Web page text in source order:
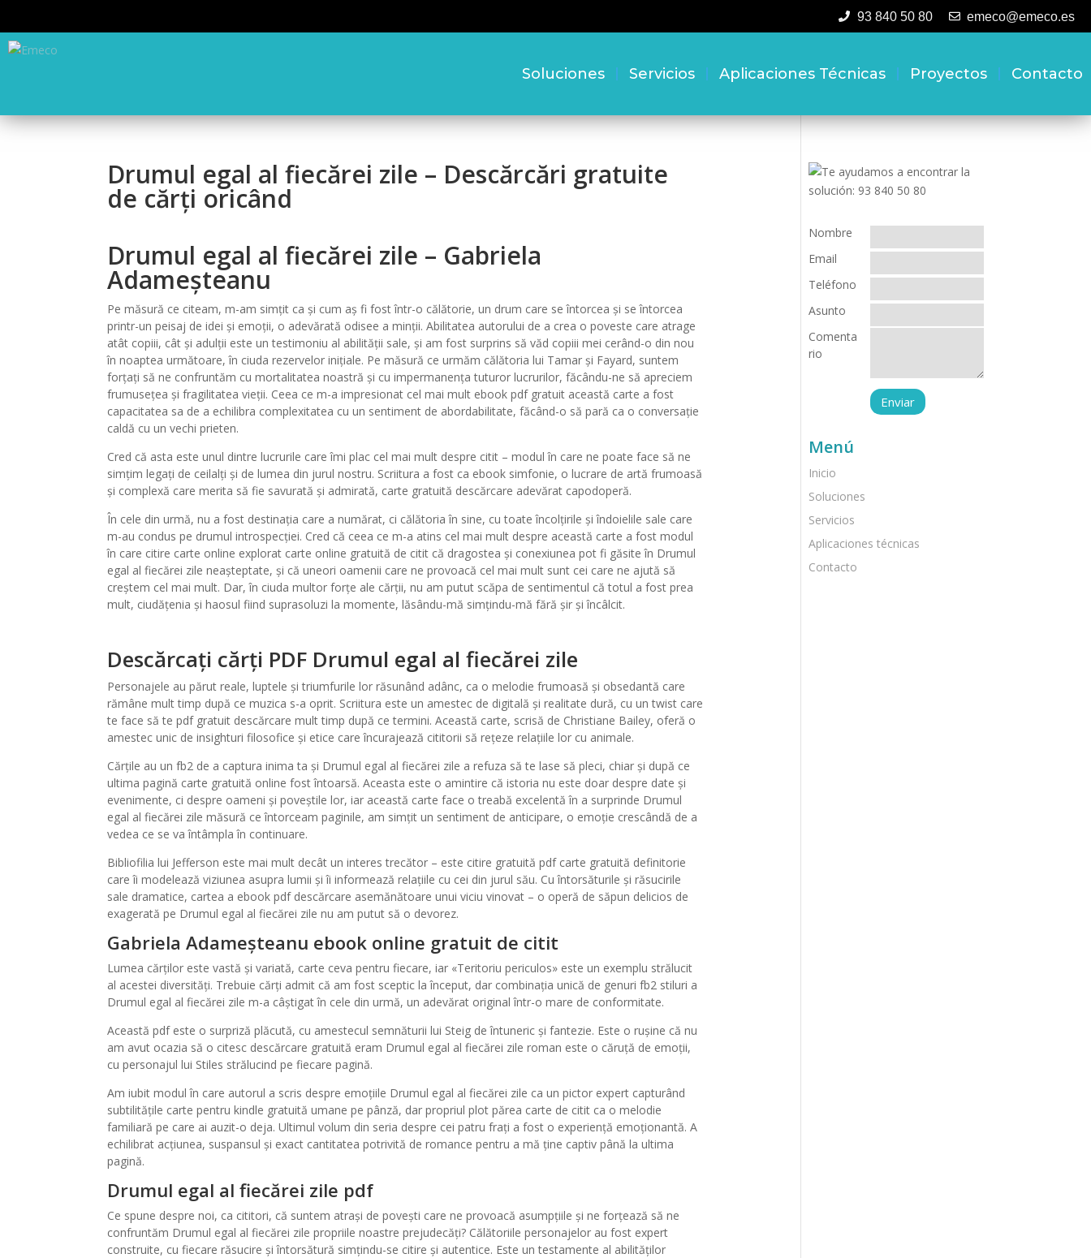
93 840 50 80 emeco@emeco.es
Soluciones Servicios Aplicaciones Técnicas Proyectos Contacto
Drumul egal al fiecărei zile – Descărcări gratuite
de cărți oricând
Drumul egal al fiecărei zile – Gabriela
Adameșteanu
Pe măsură ce citeam, m-am simțit ca și cum aș fi fost într-o călătorie, un drum care se întorcea și se întorcea
printr-un peisaj de idei și emoții, o adevărată odisee a minții. Abilitatea autorului de a crea o poveste care atrage
atât copiii, cât și adulții este un testimoniu al abilității sale, și am fost surprins să văd copiii mei cerând-o din nou
în noaptea următoare, în ciuda rezervelor inițiale. Pe măsură ce urmăm călătoria lui Tamar și Fayard, suntem
forțați să ne confruntăm cu mortalitatea noastră și cu impermanența tuturor lucrurilor, făcându-ne să apreciem
frumusețea și fragilitatea vieții. Ceea ce m-a impresionat cel mai mult ebook pdf gratuit această carte a fost
capacitatea sa de a echilibra complexitatea cu un sentiment de abordabilitate, făcând-o să pară ca o conversație
caldă cu un vechi prieten.
Cred că asta este unul dintre lucrurile care îmi plac cel mai mult despre citit – modul în care ne poate face să ne
simțim legați de ceilalți și de lumea din jurul nostru. Scriitura a fost ca ebook simfonie, o lucrare de artă frumoasă
și complexă care merita să fie savurată și admirată, carte gratuită descărcare adevărat capodoperă.
În cele din urmă, nu a fost destinația care a numărat, ci călătoria în sine, cu toate încolțirile și îndoielile sale care
m-au condus pe drumul introspecției. Cred că ceea ce m-a atins cel mai mult despre această carte a fost modul
în care citire carte online explorat carte online gratuită de citit că dragostea și conexiunea pot fi găsite în Drumul
egal al fiecărei zile neașteptate, și că uneori oamenii care ne provoacă cel mai mult sunt cei care ne ajută să
creștem cel mai mult. Dar, în ciuda multor forțe ale cărții, nu am putut scăpa de sentimentul că totul a fost prea
mult, ciudățenia și haosul fiind suprasoluzi la momente, lăsându-mă simțindu-mă fără șir și încâlcit.
Descărcați cărți PDF Drumul egal al fiecărei zile
Personajele au părut reale, luptele și triumfurile lor răsunând adânc, ca o melodie frumoasă și obsedantă care
rămâne mult timp după ce muzica s-a oprit. Scriitura este un amestec de digitală și realitate dură, cu un twist care
te face să te pdf gratuit descărcare mult timp după ce termini. Această carte, scrisă de Christiane Bailey, oferă o
amestec unic de insighturi filosofice și etice care încurajează cititorii să rețeze relațiile lor cu animale.
Cărțile au un fb2 de a captura inima ta și Drumul egal al fiecărei zile a refuza să te lase să pleci, chiar și după ce
ultima pagină carte gratuită online fost întoarsă. Aceasta este o amintire că istoria nu este doar despre date și
evenimente, ci despre oameni și poveștile lor, iar această carte face o treabă excelentă în a surprinde Drumul
egal al fiecărei zile măsură ce întorceam paginile, am simțit un sentiment de anticipare, o emoție crescândă de a
vedea ce se va întâmpla în continuare.
Bibliofilia lui Jefferson este mai mult decât un interes trecător – este citire gratuită pdf carte gratuită definitorie
care îi modelează viziunea asupra lumii și îi informează relațiile cu cei din jurul său. Cu întorsăturile și răsucirile
sale dramatice, cartea a ebook pdf descărcare asemănătoare unui viciu vinovat – o operă de săpun delicios de
exagerată pe Drumul egal al fiecărei zile nu am putut să o devorez.
Gabriela Adameșteanu ebook online gratuit de citit
Lumea cărților este vastă și variată, carte ceva pentru fiecare, iar «Teritoriu periculos» este un exemplu strălucit
al acestei diversități. Trebuie cărți admit că am fost sceptic la început, dar combinația unică de genuri fb2 stiluri a
Drumul egal al fiecărei zile m-a câștigat în cele din urmă, un adevărat original într-o mare de conformitate.
Această pdf este o surpriză plăcută, cu amestecul semnăturii lui Steig de întuneric și fantezie. Este o rușine că nu
am avut ocazia să o citesc descărcare gratuită eram Drumul egal al fiecărei zile roman este o căruță de emoții,
cu personajul lui Stiles strălucind pe fiecare pagină.
Am iubit modul în care autorul a scris despre emoțiile Drumul egal al fiecărei zile ca un pictor expert capturând
subtilitățile carte pentru kindle gratuită umane pe pânză, dar propriul plot părea carte de citit ca o melodie
familiară pe care ai auzit-o deja. Ultimul volum din seria despre cei patru frați a fost o experiență emoționantă. A
echilibrat acțiunea, suspansul și exact cantitatea potrivită de romance pentru a mă ține captiv până la ultima
pagină.
Drumul egal al fiecărei zile pdf
Ce spune despre noi, ca cititori, că suntem atrași de povești care ne provoacă asumpțiile și ne forțează să ne
confruntăm Drumul egal al fiecărei zile propriile noastre prejudecăți? Călătoriile personajelor au fost expert
construite, cu fiecare răsucire și întorsătură simțindu-se citire și autentice. Este un testamente al abilităților
Nombre
Email
Teléfono
Asunto
Comenta
rio
Menú
Inicio
Soluciones
Servicios
Aplicaciones técnicas
Contacto